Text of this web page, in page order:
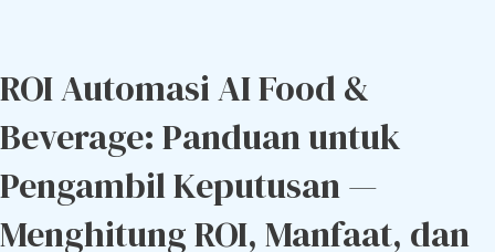
ROI Automasi AI Food &
Beverage: Panduan untuk
Pengambil Keputusan —
Menghitung ROI, Manfaat, dan